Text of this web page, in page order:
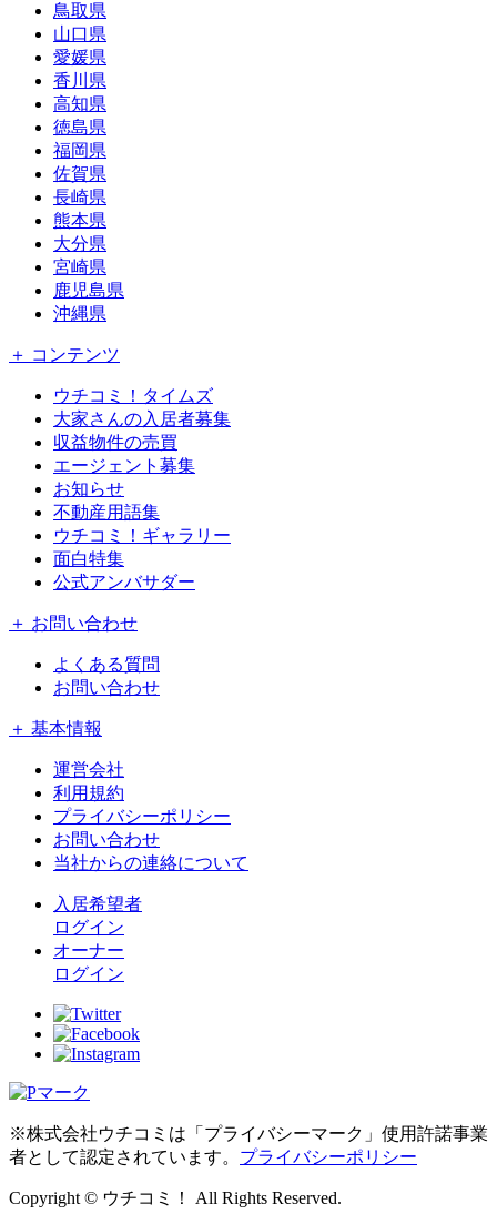
鳥取県
山口県
愛媛県
香川県
高知県
徳島県
福岡県
佐賀県
長崎県
熊本県
大分県
宮崎県
鹿児島県
沖縄県
＋ コンテンツ
ウチコミ！タイムズ
大家さんの入居者募集
収益物件の売買
エージェント募集
お知らせ
不動産用語集
ウチコミ！ギャラリー
面白特集
公式アンバサダー
＋ お問い合わせ
よくある質問
お問い合わせ
＋ 基本情報
運営会社
利用規約
プライバシーポリシー
お問い合わせ
当社からの連絡について
入居希望者
ログイン
オーナー
ログイン
※株式会社ウチコミは「プライバシーマーク」使用許諾事業
者として認定されています。 プライバシーポリシー
Copyright © ウチコミ！ All Rights Reserved.